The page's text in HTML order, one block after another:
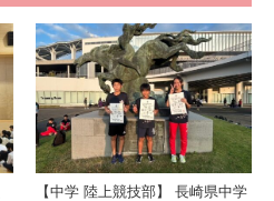
【中学 陸上競技部】 長崎県中学